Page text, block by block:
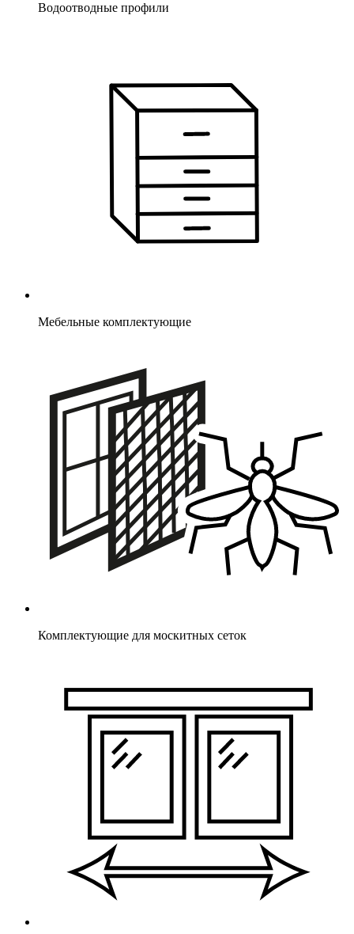
Водоотводные профили
Мебельные комплектующие
Комплектующие для москитных сеток